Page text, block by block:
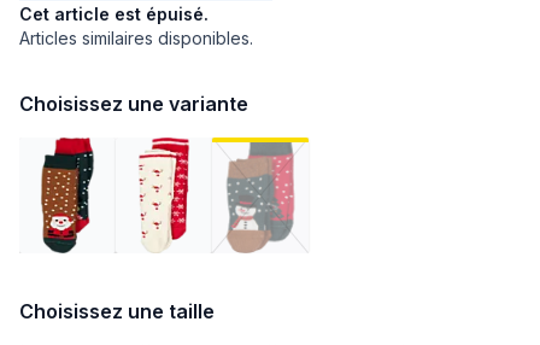
Cet article est épuisé.
Articles similaires disponibles.
Choisissez une variante
Choisissez une taille